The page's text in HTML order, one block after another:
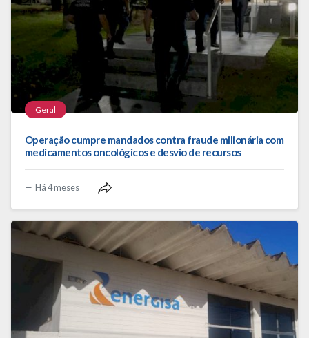
Geral
Operação cumpre mandados contra fraude milionária com
medicamentos oncológicos e desvio de recursos
Há 4 meses